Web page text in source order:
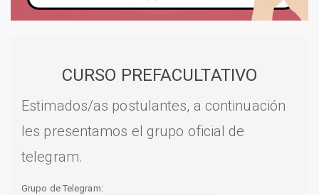
CURSO PREFACULTATIVO
Estimados/as postulantes, a continuación
les presentamos el grupo oficial de
telegram.
Grupo de Telegram: